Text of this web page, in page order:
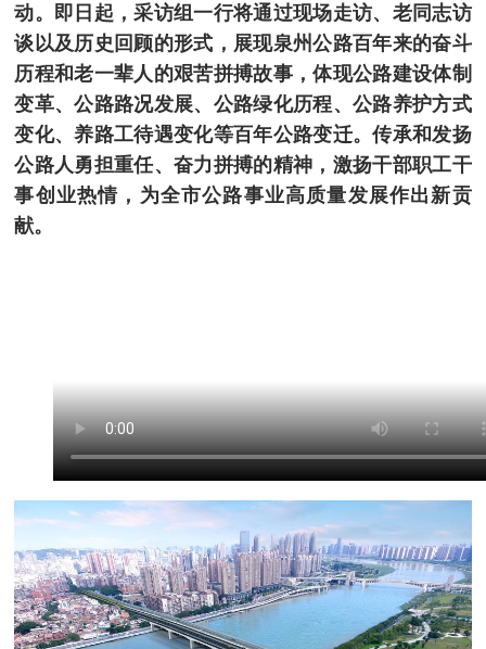
动。即日起，采访组一行将通过现场走访、老同志访
谈以及历史回顾的形式，展现泉州公路百年来的奋斗
历程和老一辈人的艰苦拼搏故事，体现公路建设体制
变革、公路路况发展、公路绿化历程、公路养护方式
变化、养路工待遇变化等百年公路变迁。传承和发扬
公路人勇担重任、奋力拼搏的精神，激扬干部职工干
事创业热情，为全市公路事业高质量发展作出新贡
献。